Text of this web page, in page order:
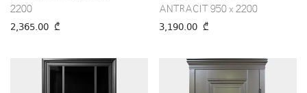
2200
2,365.00 ₾
ANTRACIT 950 x 2200
3,190.00 ₾